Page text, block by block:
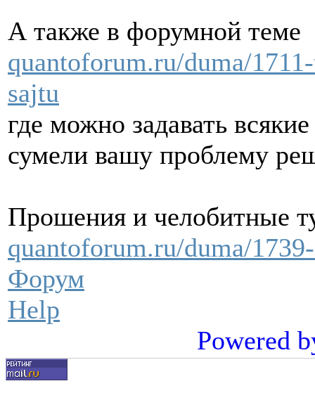
А также в форумной теме
quantoforum.ru/duma/
sajtu
где можно задавать
сумели вашу проблему
Прошения и челобитные
quantoforum.ru/duma/
Форум
Help
Powered